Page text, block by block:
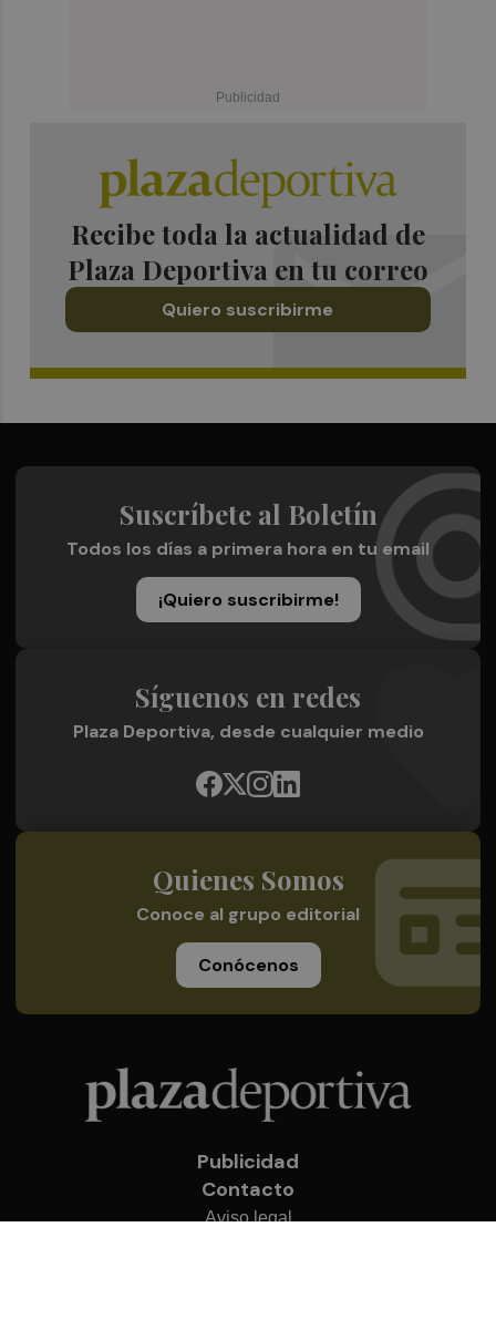
Recibe toda la actualidad de
Plaza Deportiva en tu correo
Quiero suscribirme
Suscríbete al Boletín
Todos los días a primera hora en tu email
¡Quiero suscribirme!
Síguenos en redes
Plaza Deportiva, desde cualquier medio
Quienes Somos
Conoce al grupo editorial
Conócenos
Publicidad
Contacto
Aviso legal